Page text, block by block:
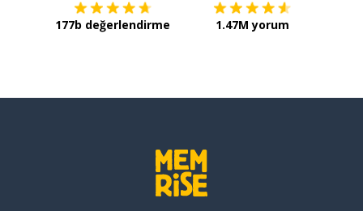
177b değerlendirme 1.47M yorum